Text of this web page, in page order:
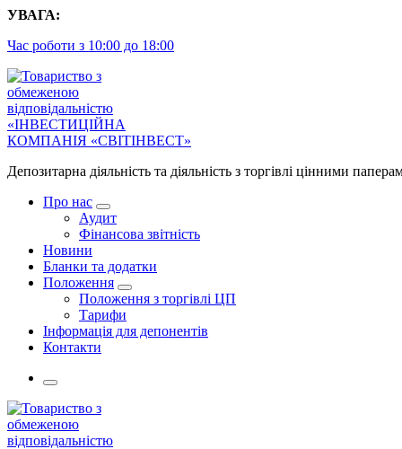
Перейти
контенту
УВАГА:
Час роботи з 10:00 до 18:00
Депозитарна діяльність та діяльність з торгівлі цінними
Про нас
Аудит
Фінансова звітність
Новини
Бланки та додатки
Положення
Положення з торгівлі ЦП
Тарифи
Інформація для депонентів
Контакти